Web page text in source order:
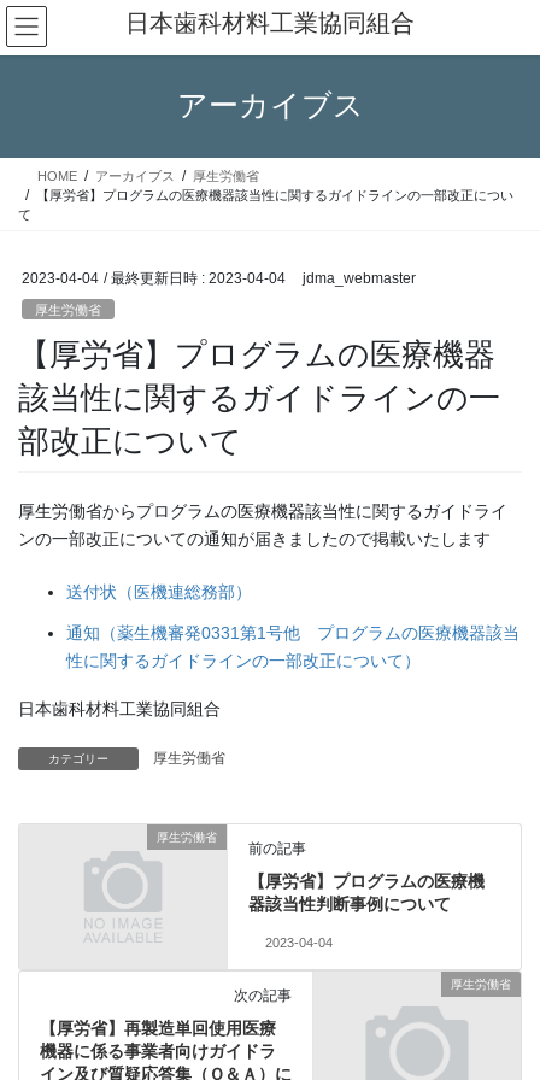
コ
ン
テ
ス
ナ
ビ
ゲ
ン
日本歯科材料工業協同組合
アーカイブス
HOME アーカイブス
厚生労働省
【厚労省】プログラムの医療機器該当性に関するガイドラインの一部改正につい
て
2023-04-04 / 最終更新日時 : 2023-04-04 jdma_webmaster
厚生労働省
【厚労省】プログラムの医療機器
該当性に関するガイドラインの一
部改正について
厚生労働省からプログラムの医療機器該当性に関するガイドライ
ンの一部改正についての通知が届きましたので掲載いたします
送付状（医機連総務部）
通知（薬生機審発0331第1号他 プログラムの医療機器該当
性に関するガイドラインの一部改正について）
日本歯科材料工業協同組合
カテゴリー 厚生労働省
厚生労働省
前の記事
【厚労省】プログラムの医療機
器該当性判断事例について
2023-04-04
厚生労働省
次の記事
【厚労省】再製造単回使用医療
機器に係る事業者向けガイドラ
イン及び質疑応答集（Ｑ＆Ａ）に